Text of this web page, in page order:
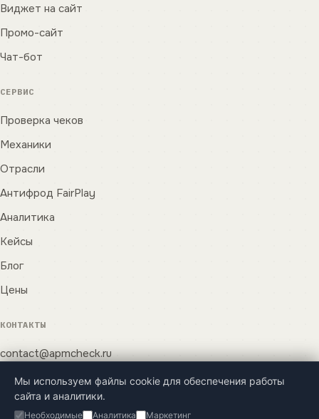
Виджет на сайт
Промо-сайт
Чат-бот
СЕРВИС
Проверка чеков
Механики
Отрасли
Антифрод FairPlay
Аналитика
Кейсы
Блог
Цены
КОНТАКТЫ
contact@apmcheck.ru
Оставить заявку
Мы используем файлы cookie для обеспечения работы
сайта и аналитики.
Необходимые Аналитика Маркетинг